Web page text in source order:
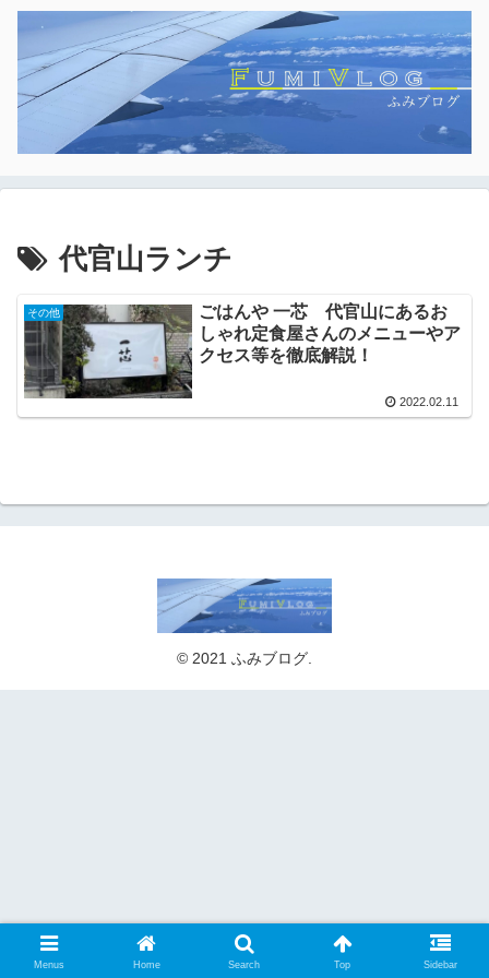
代官山ランチ
その他
ごはんや 一芯 代官山にあるお
しゃれ定食屋さんのメニューやア
クセス等を徹底解説！
2022.02.11
© 2021 ふみブログ.
Menus Home Search Top Sidebar